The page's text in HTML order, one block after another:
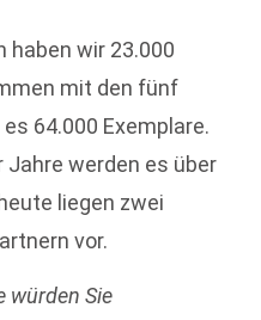
haben wir 23.000
mit den fünf
64.000 Exemplare.
Jahre werden es über
liegen zwei
vor.
würden Sie